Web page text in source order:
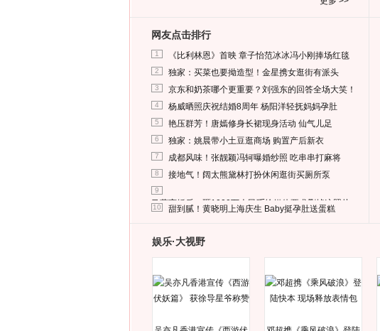
网友点击排行
1 《比利林恩》首映 章子怡范冰冰冯小刚捧场红毯
2 独家：买菜也要拗造型！金星携女逛街有派头
3 京东和奶茶哪个更重要？刘强东的回答全场大笑！
4 杨威晒照庆祝结婚8周年 杨阳洋轻抚妈妈孕肚
5 艳压群芳！唐嫣修身长裙现身活动 仙气儿足
6 独家：姚晨带小土豆逛商场 购置产后新衣
7 成都风味！张靓颖冯轲曝婚纱照 吃串串打麻将
8 接地气！阔太熊黛林打扮休闲逛街买厕所泵
9
马蓉离婚后，砸1000万人民币给媒体要求删掉这照片
10 甜到腻！黄晓明上海庆生 Baby挺孕肚送蛋糕
娱乐·大视野